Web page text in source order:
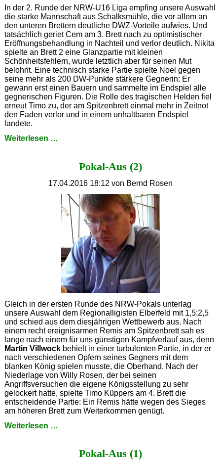
In der 2. Runde der NRW-U16 Liga empfing unsere Auswahl
die starke Mannschaft aus Schalksmühle, die vor allem an
den unteren Brettern deutliche DWZ-Vorteile aufwies. Und
tatsächlich geriet Cem am 3. Brett nach zu optimistischer
Eröffnungsbehandlung in Nachteil und verlor deutlich. Nikita
spielte an Brett 2 eine Glanzpartie mit kleinen
Schönheitsfehlern, wurde letztlich aber für seinen Mut
belohnt. Eine technisch starke Partie spielte Noel gegen
seine mehr als 200 DW-Punkte stärkere Gegnerin: Er
gewann erst einen Bauern und sammelte im Endspiel alle
gegnerischen Figuren. Die Rolle des tragischen Helden fiel
erneut Timo zu, der am Spitzenbrett einmal mehr in Zeitnot
den Faden verlor und in einem unhaltbaren Endspiel
landete.
Weiterlesen …
Schalksmühle
Pokal-Aus (2)
17.04.2016 18:12 von Bernd Rosen
Gleich in der ersten Runde des NRW-Pokals unterlag
unsere Auswahl dem Regionalligisten Elberfeld mit 1,5:2,5
und schied aus dem diesjährigen Wettbewerb aus. Nach
einem recht ereignisarmen Remis am Spitzenbrett sah es
lange nach einem für uns günstigen Kampfverlauf aus, denn
Martin Villwockbehielt in einer turbulenten Partie, in der er
nach verschiedenen Opfern seines Gegners mit dem
blanken König spielen musste, die Oberhand. Nach der
Niederlage von Willy Rosen, der bei seinen
Angriffsversuchen die eigene Königsstellung zu sehr
gelockert hatte, spielte Timo Küppers am 4. Brett die
entscheidende Partie: Ein Remis hätte wegen des Sieges
am höheren Brett zum Weiterkommen genügt.
Weiterlesen …
Pokal-Aus (1)